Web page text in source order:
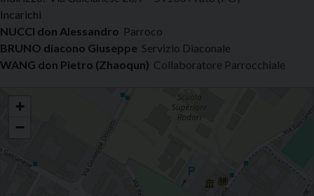
Incarichi
NUCCI don Alessandro Parroco
BRUNO diacono Giuseppe Servizio Diaconale
WANG don Pietro (Zhaoqun) Collaboratore Parrocchiale
+
−